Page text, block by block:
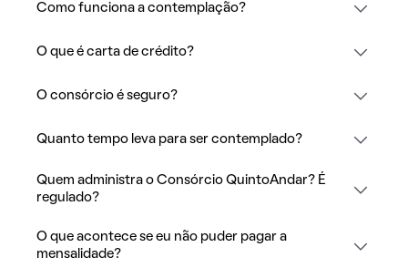
Como funciona a contemplação?
O que é carta de crédito?
O consórcio é seguro?
Quanto tempo leva para ser contemplado?
Quem administra o Consórcio QuintoAndar? É
regulado?
O que acontece se eu não puder pagar a
mensalidade?